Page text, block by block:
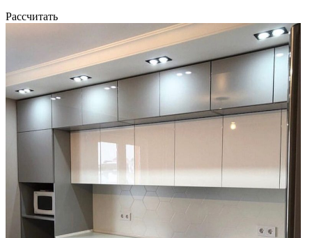
Рассчитать